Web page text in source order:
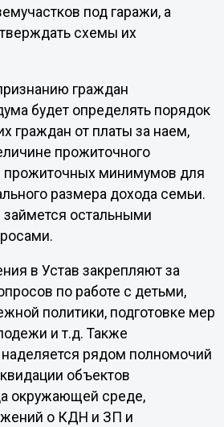
под гаражи, а
схемы их
граждан
будет определять порядок
граждан от платы за наем,
прожиточного
минимумов для
размера дохода семьи.
остальными
в Устав закрепляют за
по работе с детьми,
политики, подготовке мер
и т.д. Также
рядом полномочий
объектов
окружающей среде,
о КДН и ЗП и